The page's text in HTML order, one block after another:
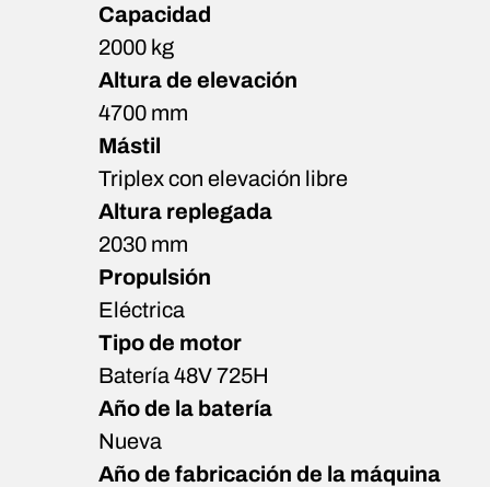
Capacidad
2000 kg
Altura de elevación
4700 mm
Mástil
Triplex con elevación libre
Altura replegada
2030 mm
Propulsión
Eléctrica
Tipo de motor
Batería 48V 725H
Año de la batería
Nueva
Año de fabricación de la máquina